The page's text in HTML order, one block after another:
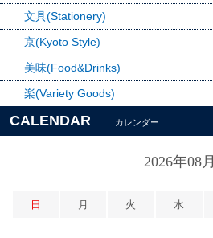
文具(Stationery)
京(Kyoto Style)
美味(Food&Drinks)
楽(Variety Goods)
CALENDAR カレンダー
2026年08月
日 月 火 水